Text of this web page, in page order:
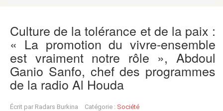
Culture de la tolérance et de la paix :
« La promotion du vivre-ensemble
est vraiment notre rôle », Abdoul
Ganio Sanfo, chef des programmes
de la radio Al Houda
Écrit par Radars Burkina Catégorie : Société